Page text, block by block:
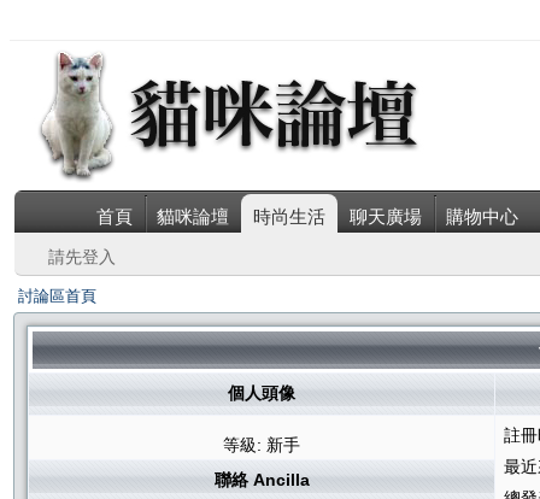
首頁 貓咪論壇 時尚生活 聊天廣場 購物中心
請先登入
討論區首頁
個人頭像
等級: 新手
註
最
聯絡 Ancilla